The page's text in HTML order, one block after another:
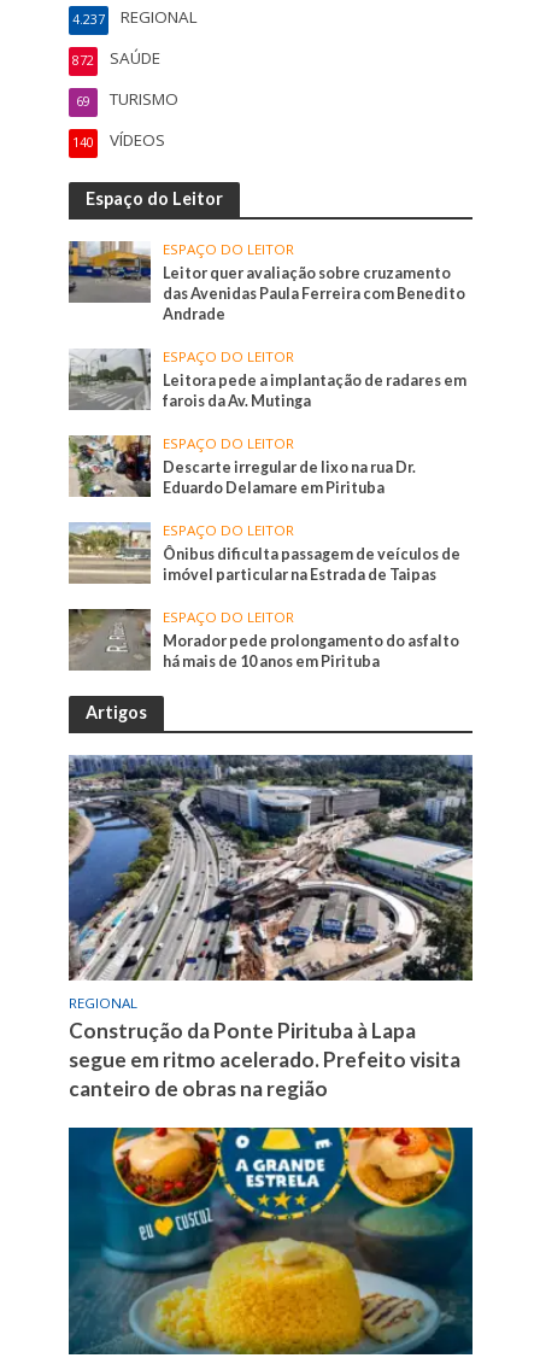
REGIONAL
4.237
SAÚDE
872
TURISMO
69
VÍDEOS
140
Espaço do Leitor
ESPAÇO DO LEITOR
Leitor quer avaliação sobre cruzamento
das Avenidas Paula Ferreira com Benedito
Andrade
ESPAÇO DO LEITOR
Leitora pede a implantação de radares em
farois da Av. Mutinga
ESPAÇO DO LEITOR
Descarte irregular de lixo na rua Dr.
Eduardo Delamare em Pirituba
ESPAÇO DO LEITOR
Ônibus dificulta passagem de veículos de
imóvel particular na Estrada de Taipas
ESPAÇO DO LEITOR
Morador pede prolongamento do asfalto
há mais de 10 anos em Pirituba
Artigos
REGIONAL
Construção da Ponte Pirituba à Lapa
segue em ritmo acelerado. Prefeito visita
canteiro de obras na região